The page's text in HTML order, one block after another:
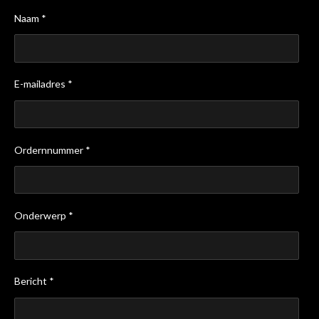
Naam *
E-mailadres *
Ordernnummer *
Onderwerp *
Bericht *